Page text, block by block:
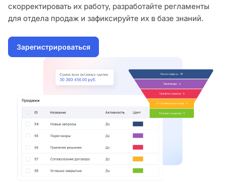
скорректировать их работу, разработайте регламенты
для отдела продаж и зафиксируйте их в базе знаний.
Зарегистрироваться